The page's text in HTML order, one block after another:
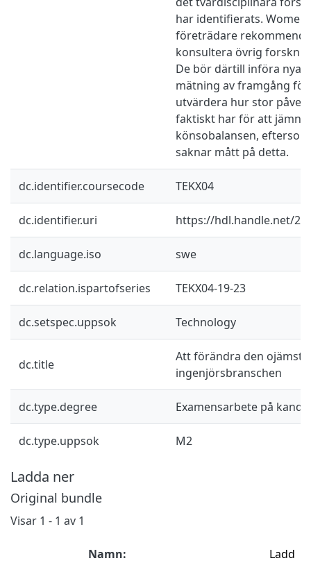
har identifierats.
företrädare
konsultera övrig
De bör därtill införa nya
mätning av framgång
utvärdera hur stor
faktiskt har för att jämna
könsobalansen,
saknar mått på detta.
dc.identifier.coursecode TEKX04
dc.identifier.uri https://hdl.handle.net/
dc.language.iso swe
dc.relation.ispartofseries TEKX04-19-23
dc.setspec.uppsok Technology
dc.title
Att förändra den
ingenjörsbranschen
dc.type.degree Examensarbete på
dc.type.uppsok M2
Ladda ner
Original bundle
Visar 1 - 1 av 1
Namn:
Ladd